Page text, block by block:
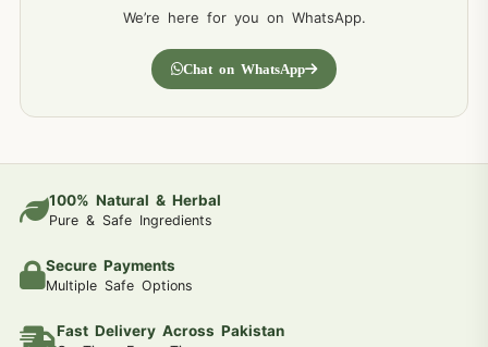
We’re here for you on WhatsApp.
Chat on WhatsApp
100% Natural & Herbal
Pure & Safe Ingredients
Secure Payments
Multiple Safe Options
Fast Delivery Across Pakistan